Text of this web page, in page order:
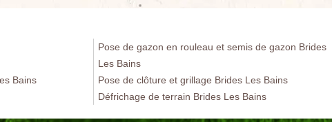
Bains
Pose de gazon en rouleau et semis de gazon Brides
Les Bains
Pose de clôture et grillage Brides Les Bains
Défrichage de terrain Brides Les Bains